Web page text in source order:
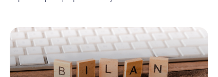
micro-entreprise. Alors, comment obtenir son Kbis auto-
entrepreneur ? À quoi sert-il et […]